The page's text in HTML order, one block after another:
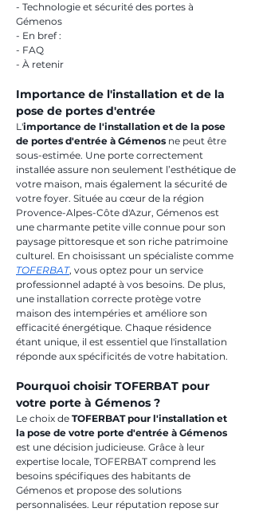
- Technologie et sécurité des portes à
Gémenos
- En bref :
- FAQ
- À retenir
Importance de l'installation et de la
pose de portes d'entrée
L'importance de l'installation et de la pose
de portes d'entrée à Gémenos ne peut être
sous-estimée. Une porte correctement
installée assure non seulement l’esthétique de
votre maison, mais également la sécurité de
votre foyer. Située au cœur de la région
Provence-Alpes-Côte d'Azur, Gémenos est
une charmante petite ville connue pour son
paysage pittoresque et son riche patrimoine
culturel. En choisissant un spécialiste comme
TOFERBAT, vous optez pour un service
professionnel adapté à vos besoins. De plus,
une installation correcte protège votre
maison des intempéries et améliore son
efficacité énergétique. Chaque résidence
étant unique, il est essentiel que l'installation
réponde aux spécificités de votre habitation.
Pourquoi choisir TOFERBAT pour
votre porte à Gémenos ?
Le choix de TOFERBAT pour l'installation et
la pose de votre porte d'entrée à Gémenos
est une décision judicieuse. Grâce à leur
expertise locale, TOFERBAT comprend les
besoins spécifiques des habitants de
Gémenos et propose des solutions
personnalisées. Leur réputation repose sur